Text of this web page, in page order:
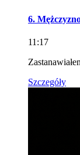
6.
11:17
Szczegóły